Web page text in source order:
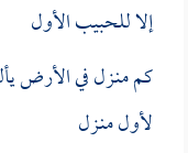
إلا للحبيب الأول
كم منـزل في الأرض
لأول منـزل